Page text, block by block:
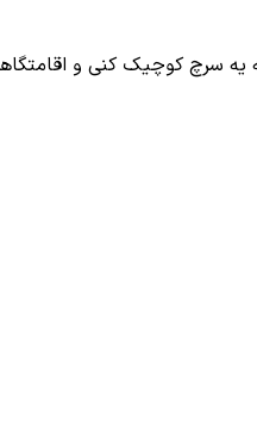
یه سرچ کوچیک کنی و